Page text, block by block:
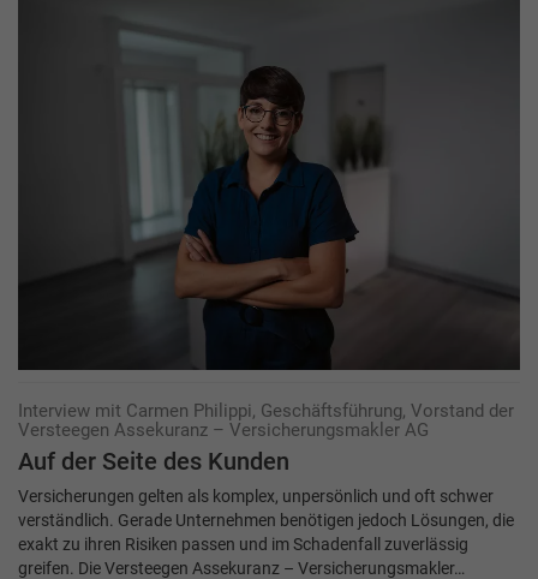
Interview mit Carmen Philippi, Geschäftsführung, Vorstand der
Versteegen Assekuranz – Versicherungsmakler AG
Auf der Seite des Kunden
Versicherungen gelten als komplex, unpersönlich und oft schwer
verständlich. Gerade Unternehmen benötigen jedoch Lösungen, die
exakt zu ihren Risiken passen und im Schadenfall zuverlässig
greifen. Die Versteegen Assekuranz – Versicherungsmakler…